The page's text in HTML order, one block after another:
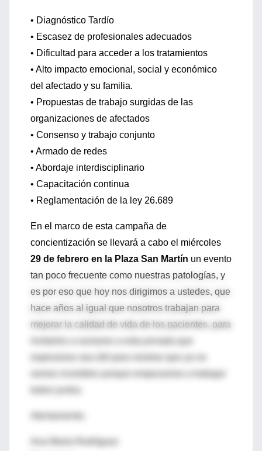
• Diagnóstico Tardío
• Escasez de profesionales adecuados
• Dificultad para acceder a los tratamientos
• Alto impacto emocional, social y económico
del afectado y su familia.
• Propuestas de trabajo surgidas de las
organizaciones de afectados
• Consenso y trabajo conjunto
• Armado de redes
• Abordaje interdisciplinario
• Capacitación continua
• Reglamentación de la ley 26.689
En el marco de esta campaña de
concientización se llevará a cabo el miércoles
29 de febrero en la Plaza San Martín un evento
tan poco frecuente como nuestras patologías, y
es por eso que hoy nos dirigimos a ustedes, que
hace años al igual que nosotros trabajan para
mejorar la calidad de vida de los pacientes, para
somos invisibles porque empezamos a trabajar
Ana María Rodríguez